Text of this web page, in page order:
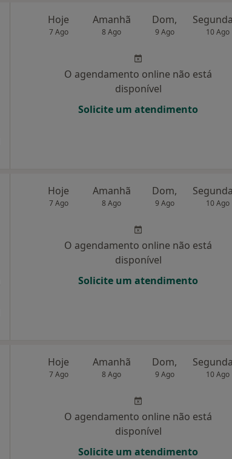
Hoje
7 Ago
Amanhã
8 Ago
Dom,
9 Ago 10 Ago
O agendamento online não está
disponível
Solicite um atendimento
Hoje
7 Ago
Amanhã
8 Ago
Dom,
9 Ago 10 Ago
O agendamento online não está
disponível
Solicite um atendimento
Hoje
7 Ago
Amanhã
8 Ago
Dom,
9 Ago 10 Ago
O agendamento online não está
disponível
Solicite um atendimento